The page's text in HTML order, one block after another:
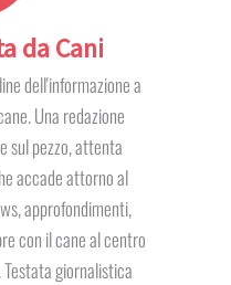
da Cani
dell'informazione a
Una redazione
sul pezzo, attenta
accade attorno al
approfondimenti,
con il cane al centro
giornalistica